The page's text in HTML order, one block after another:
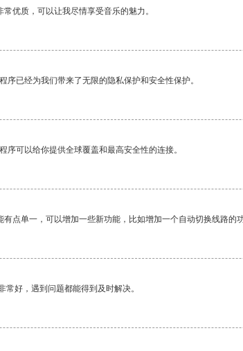
优质，可以让我尽情享受音乐的魅力。
序已经为我们带来了无限的隐私保护和安全性保护。
序可以给你提供全球覆盖和最高安全性的连接。
点单一，可以增加一些新功能，比如增加一个自动切换线路的功
常好，遇到问题都能得到及时解决。